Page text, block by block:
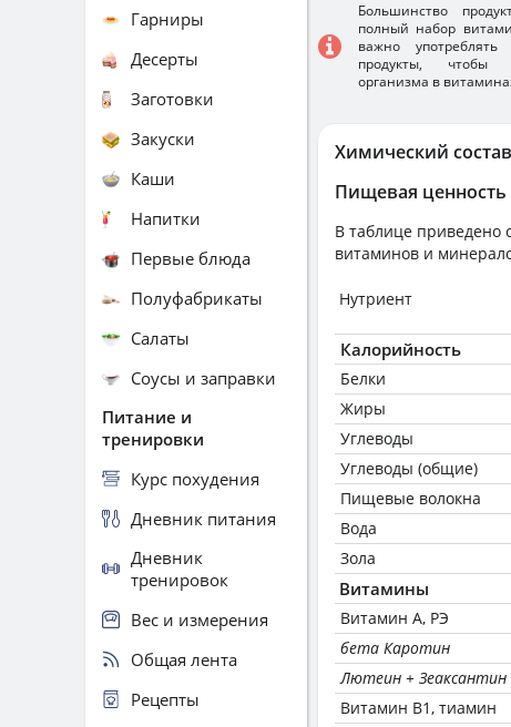
Химический
Пищевая
В таблице приведено
витаминов и
Нутриент
Калорийность
Белки
Жиры
Углеводы
Углеводы (общие)
Пищевые волокна
Вода
Зола
Витамины
Витамин А, РЭ
бета Каротин
Лютеин + Зеаксантин
Витамин В1, тиамин
Большинство
полный набор
важно
продукты, чтобы
организма в
Гарниры
Десерты
Заготовки
Закуски
Каши
Напитки
Первые блюда
Полуфабрикаты
Салаты
Соусы и заправки
Питание и
тренировки
Курс похудения
Дневник питания
Дневник
тренировок
Вес и измерения
Общая лента
Рецепты